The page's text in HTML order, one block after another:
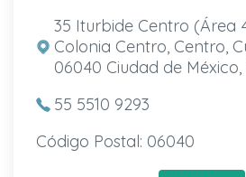
35 Iturbide Centro (Área
Colonia Centro, Centro,
06040 Ciudad de México,
55 5510 9293
Código Postal: 06040